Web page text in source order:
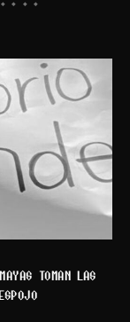
toman las